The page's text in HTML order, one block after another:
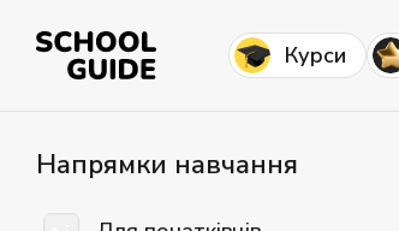
Курси
Напрямки навчання